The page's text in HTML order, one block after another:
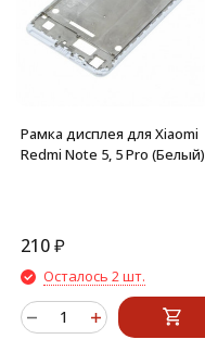
Рамка дисплея для Xiaomi
Redmi Note 5, 5 Pro (Белый)
210₽
Осталось 2 шт.